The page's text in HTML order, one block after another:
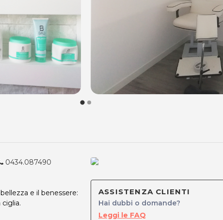
0434.087490
e il benessere:
ASSISTENZA CLIENTI
Hai dubbi o domande?
Leggi le FAQ